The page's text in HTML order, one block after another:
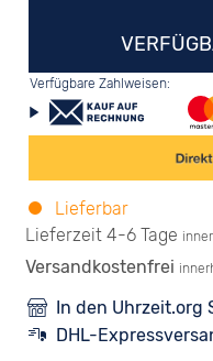
Verfügbare Zahlweisen:
Lieferbar
Lieferzeit 4-6 Tage
Versandkostenfrei
In den Uhrzeit.org
DHL-